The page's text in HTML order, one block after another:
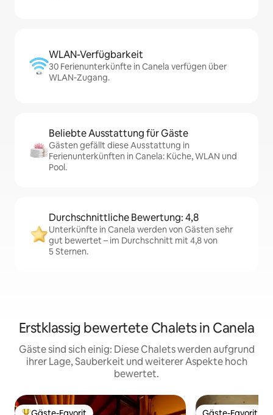
WLAN-Verfügbarkeit
30 Ferienunterkünfte in Canela verfügen über
WLAN-Zugang.
Beliebte Ausstattung für Gäste
Gästen gefällt diese Ausstattung in
Ferienunterkünften in Canela: Küche, WLAN und
Pool.
Durchschnittliche Bewertung: 4,8
Unterkünfte in Canela werden von Gästen sehr
gut bewertet – im Durchschnitt mit 4,8 von
5 Sternen.
Erstklassig bewertete Chalets in Canela
Gäste sind sich einig: Diese Chalets werden aufgrund
ihrer Lage, Sauberkeit und weiterer Aspekte hoch
bewertet.